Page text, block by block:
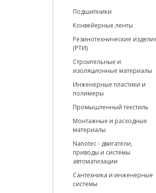
Подшипники
Конвейерные ленты
Резинотехнические
(РТИ)
Строительные и
изоляционные материалы
Инженерные пластики и
полимеры
Промышленный текстиль
Монтажные и расходные
материалы
Nanotec - двигатели,
приводы и системы
автоматизации
Сантехника и инженерные
системы